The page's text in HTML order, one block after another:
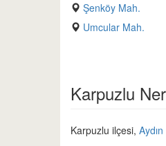
Şenköy Mah.
Umcular Mah.
Karpuzlu
Karpuzlu ilçesi, Aydın